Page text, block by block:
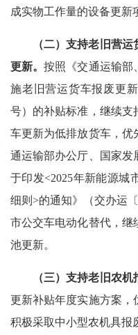
成实物工作量的设备更新
（二）支持老旧营
更新。按照《交通运输部
施老旧营运货车报废更
号）的补贴标准，继续支
车更新为低排放货车，优
通运输部办公厅、国家发
于印发<2025年新能源城
细则>的通知》（交办运
市公交车电动化替代，继
池更新。
（三）支持老旧农
更新补贴年度实施方案，
积极采取中小型农机具报